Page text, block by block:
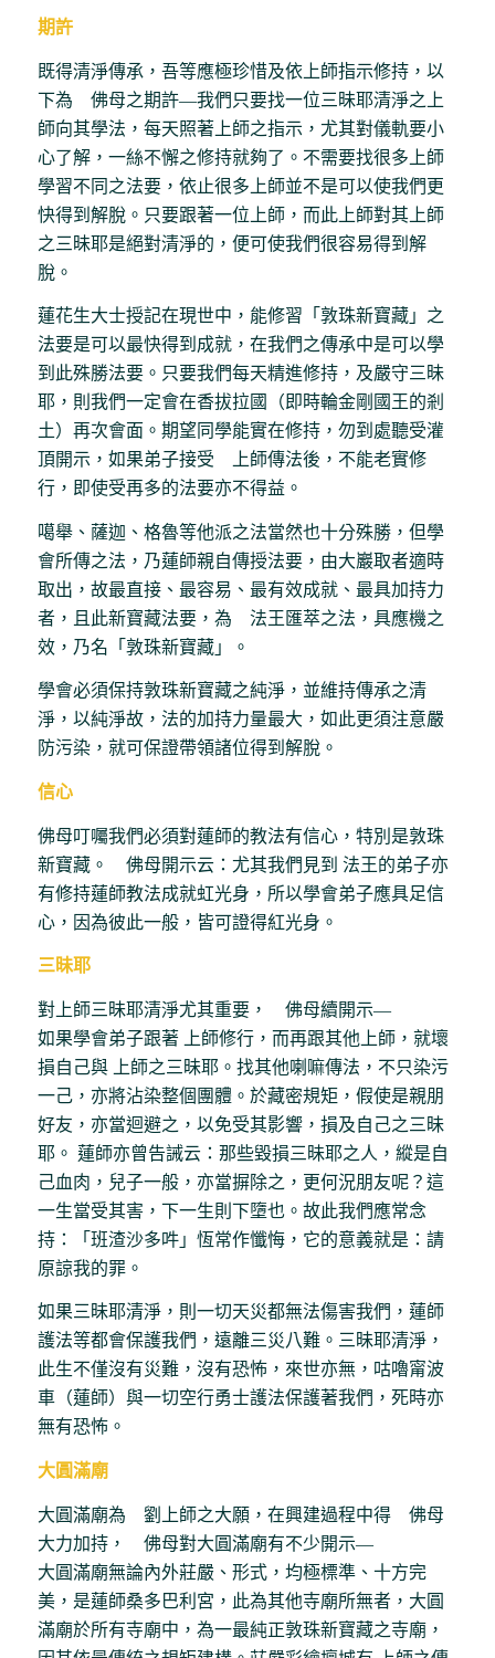
期許
既得清淨傳承，吾等應極珍惜及依上師指示修持，以
下為 佛母之期許―我們只要找一位三昧耶清淨之上
師向其學法，每天照著上師之指示，尤其對儀軌要小
心了解，一絲不懈之修持就夠了。不需要找很多上師
學習不同之法要，依止很多上師並不是可以使我們更
快得到解脫。只要跟著一位上師，而此上師對其上師
之三昧耶是絕對清淨的，便可使我們很容易得到解
脫。
蓮花生大士授記在現世中，能修習「敦珠新寶藏」之
法要是可以最快得到成就，在我們之傳承中是可以學
到此殊勝法要。只要我們每天精進修持，及嚴守三昧
耶，則我們一定會在香拔拉國（即時輪金剛國王的剎
土）再次會面。期望同學能實在修持，勿到處聽受灌
頂開示，如果弟子接受 上師傳法後，不能老實修
行，即使受再多的法要亦不得益。
噶舉、薩迦、格魯等他派之法當然也十分殊勝，但學
會所傳之法，乃蓮師親自傳授法要，由大巖取者適時
取出，故最直接、最容易、最有效成就、最具加持力
者，且此新寶藏法要，為 法王匯萃之法，具應機之
效，乃名「敦珠新寶藏」。
學會必須保持敦珠新寶藏之純淨，並維持傳承之清
淨，以純淨故，法的加持力量最大，如此更須注意嚴
防污染，就可保證帶領諸位得到解脫。
信心
佛母叮囑我們必須對蓮師的教法有信心，特別是敦珠
新寶藏。 佛母開示云：尤其我們見到 法王的弟子亦
有修持蓮師教法成就虹光身，所以學會弟子應具足信
心，因為彼此一般，皆可證得紅光身。
三昧耶
對上師三昧耶清淨尤其重要， 佛母續開示―
如果學會弟子跟著 上師修行，而再跟其他上師，就壞
損自己與 上師之三昧耶。找其他喇嘛傳法，不只染污
一己，亦將沾染整個團體。於藏密規矩，假使是親朋
好友，亦當迴避之，以免受其影響，損及自己之三昧
耶。 蓮師亦曾告誡云：那些毀損三昧耶之人，縱是自
己血肉，兒子一般，亦當摒除之，更何況朋友呢？這
一生當受其害，下一生則下墮也。故此我們應常念
持：「班渣沙多吽」恆常作懺悔，它的意義就是：請
原諒我的罪。
如果三昧耶清淨，則一切天災都無法傷害我們，蓮師
護法等都會保護我們，遠離三災八難。三昧耶清淨，
此生不僅沒有災難，沒有恐怖，來世亦無，咕嚕甯波
車（蓮師）與一切空行勇士護法保護著我們，死時亦
無有恐怖。
大圓滿廟
大圓滿廟為 劉上師之大願，在興建過程中得 佛母
大力加持， 佛母對大圓滿廟有不少開示―
大圓滿廟無論內外莊嚴、形式，均極標準、十方完
美，是蓮師桑多巴利宮，此為其他寺廟所無者，大圓
滿廟於所有寺廟中，為一最純正敦珠新寶藏之寺廟，